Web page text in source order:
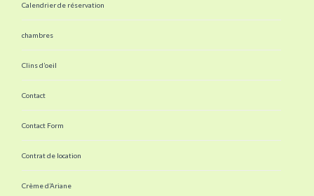
Calendrier de réservation
chambres
Clins d’oeil
Contact
Contact Form
Contrat de location
Crème d’Ariane